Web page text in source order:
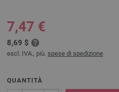
7,47 €
8,69 $
escl. IVA., più. spese di spedizione
QUANTITÀ